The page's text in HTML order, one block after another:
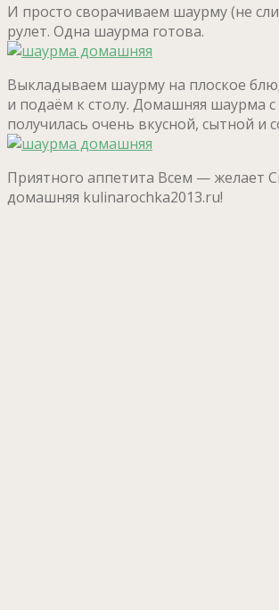
И просто сворачиваем шаурму (не
рулет. Одна шаурма готова.
Выкладываем шаурму на плоское
и подаём к столу. Домашняя шаурма с
получилась очень вкусной, сытной и
Приятного аппетита Всем — желает
домашняя kulinarochka2013.ru!